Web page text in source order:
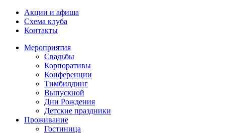
Акции и афиша
Схема клуба
Контакты
Мероприятия
Свадьбы
Корпоративы
Конференции
Тимбилдинг
Выпускной
Дни Рождения
Детские праздники
Проживание
Гостиница